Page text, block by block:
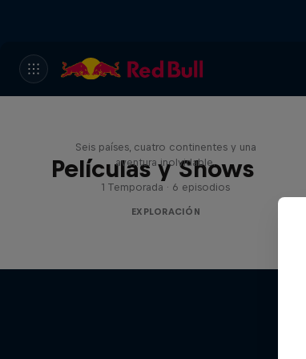
Películas y Shows
Seis países, cuatro continentes y una
aventura inolvidable.
1 Temporada · 6 episodios
EXPLORACIÓN